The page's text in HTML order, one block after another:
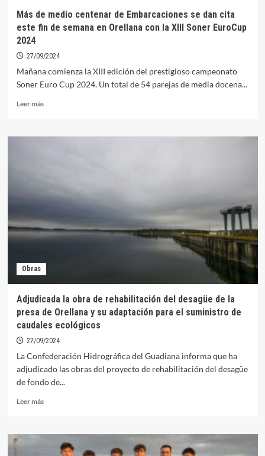
Más de medio centenar de Embarcaciones se dan cita
este fin de semana en Orellana con la XIII Soner EuroCup
2024
27/09/2024
Mañana comienza la XIII edición del prestigioso campeonato
Soner Euro Cup 2024. Un total de 54 parejas de media docena...
Leer másLeer
Más
Embarcaciones
cita
este
con
la
XIII
Soner
2024
Obras
Adjudicada la obra de rehabilitación del desagüe de la
presa de Orellana y su adaptación para el suministro de
caudales ecológicos
27/09/2024
La Confederación Hidrográfica del Guadiana informa que ha
adjudicado las obras del proyecto de rehabilitación del desagüe
de fondo de...
Leer másLeer
Adjudicada